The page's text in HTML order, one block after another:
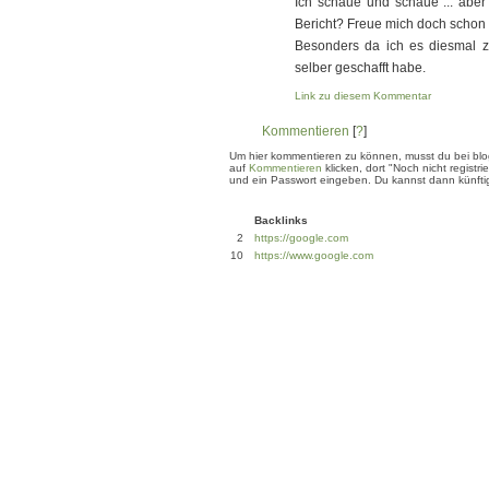
Bericht? Freue mich doch
Besonders da ich es diesmal
selber geschafft habe.
Link zu diesem Kommentar
Kommentieren [?]
Um hier kommentieren zu können, musst du bei
auf Kommentieren klicken, dort "Noch nicht
und ein Passwort eingeben. Du kannst dann
Backlinks
2
https://google.com
10
https://www.google.com